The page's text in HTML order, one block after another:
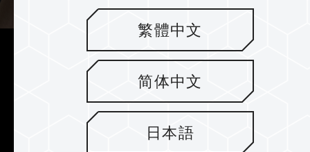
Dunkel, stilvoll und funktional
Mit einer kompakten Größe von nur 6,3
Zentimetern ist das Flash-Laufwerk ideal für
den Einsatz unterwegs, frei von Kabelzwängen.
Das Gerät ist sofort nach dem Anschluss an ein
繁體中文
简体中文
日本語